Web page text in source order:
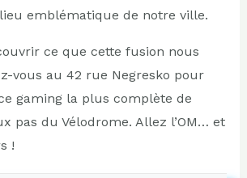
emblématique de notre ville.
ce que cette fusion nous
vous au 42 rue Negresko pour
gaming la plus complète de
pas du Vélodrome. Allez l’OM… et
!